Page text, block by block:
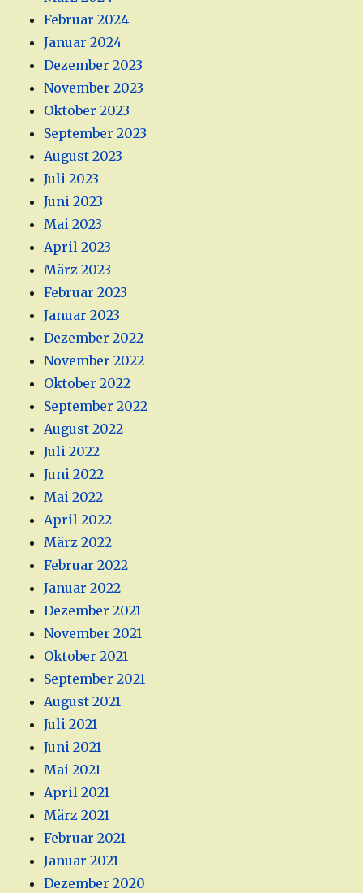
Februar 2024
Januar 2024
Dezember 2023
November 2023
Oktober 2023
September 2023
August 2023
Juli 2023
Juni 2023
Mai 2023
April 2023
März 2023
Februar 2023
Januar 2023
Dezember 2022
November 2022
Oktober 2022
September 2022
August 2022
Juli 2022
Juni 2022
Mai 2022
April 2022
März 2022
Februar 2022
Januar 2022
Dezember 2021
November 2021
Oktober 2021
September 2021
August 2021
Juli 2021
Juni 2021
Mai 2021
April 2021
März 2021
Februar 2021
Januar 2021
Dezember 2020